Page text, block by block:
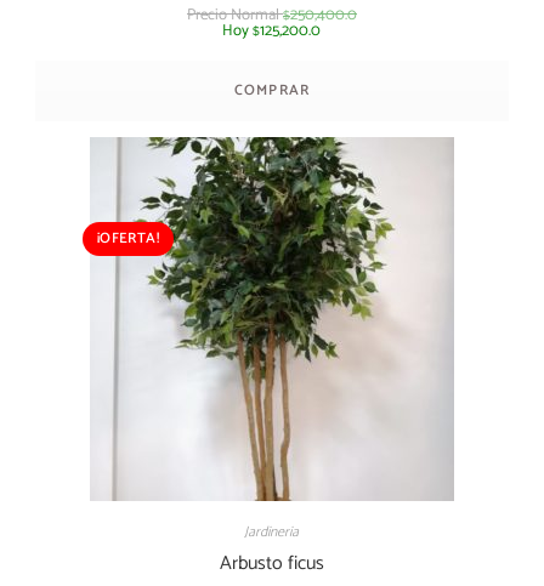
Precio Normal$250,400.0
Hoy$125,200.0
COMPRAR
¡OFERTA!
Jardineria
Arbusto ficus